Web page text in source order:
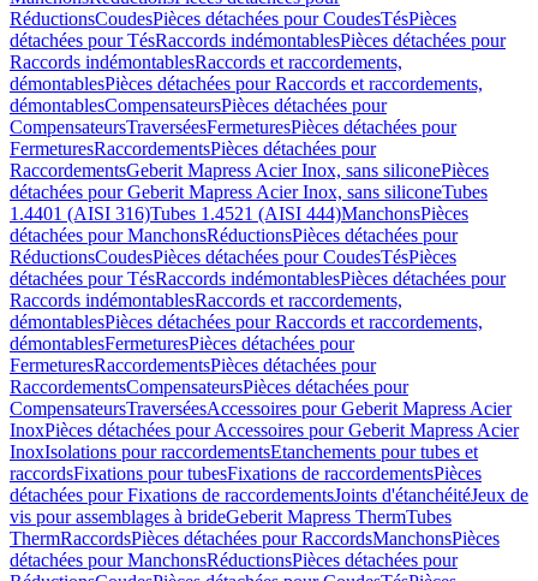
RéductionsCoudesPièces détachées pour CoudesTésPièces
détachées pour TésRaccords indémontablesPièces détachées pour
Raccords indémontablesRaccords et raccordements,
démontablesPièces détachées pour Raccords et raccordements,
démontablesCompensateursPièces détachées pour
CompensateursTraverséesFermeturesPièces détachées pour
FermeturesRaccordementsPièces détachées pour
RaccordementsGeberit Mapress Acier Inox, sans siliconePièces
détachées pour Geberit Mapress Acier Inox, sans siliconeTubes
1.4401 (AISI 316)Tubes 1.4521 (AISI 444)ManchonsPièces
détachées pour ManchonsRéductionsPièces détachées pour
RéductionsCoudesPièces détachées pour CoudesTésPièces
détachées pour TésRaccords indémontablesPièces détachées pour
Raccords indémontablesRaccords et raccordements,
démontablesPièces détachées pour Raccords et raccordements,
démontablesFermeturesPièces détachées pour
FermeturesRaccordementsPièces détachées pour
RaccordementsCompensateursPièces détachées pour
CompensateursTraverséesAccessoires pour Geberit Mapress Acier
InoxPièces détachées pour Accessoires pour Geberit Mapress Acier
InoxIsolations pour raccordementsEtanchements pour tubes et
raccordsFixations pour tubesFixations de raccordementsPièces
détachées pour Fixations de raccordementsJoints d'étanchéitéJeux de
vis pour assemblages à brideGeberit Mapress ThermTubes
ThermRaccordsPièces détachées pour RaccordsManchonsPièces
détachées pour ManchonsRéductionsPièces détachées pour